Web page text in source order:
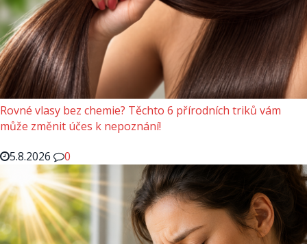
Rovné vlasy bez chemie? Těchto 6 přírodních triků vám
může změnit účes k nepoznání!
5.8.2026
0